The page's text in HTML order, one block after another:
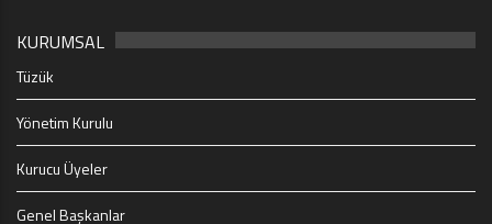
KURUMSAL
Tüzük
Yönetim Kurulu
Kurucu Üyeler
Genel Başkanlar